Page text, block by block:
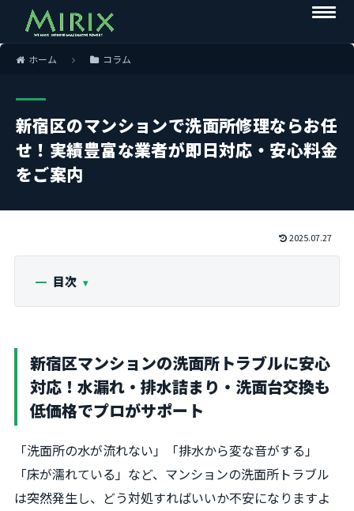
ホーム コラム
新宿区のマンションで洗面所修理ならお任
せ！実績豊富な業者が即日対応・安心料金
をご案内
2025.07.27
目次
新宿区マンションの洗面所トラブルに安心
対応！水漏れ・排水詰まり・洗面台交換も
低価格でプロがサポート
「洗面所の水が流れない」「排水から変な音がする」
「床が濡れている」など、マンションの洗面所トラブル
は突然発生し、どう対処すればいいか不安になりますよ